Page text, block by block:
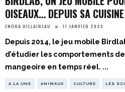
OISEAUX… DEPUIS SA CUISINE
ENORA HILLAIREAU 11 JANVIER 2023
Depuis 2014, le jeu mobile
d’étudier les comportements
mangeoire en temps réel. ...
A LA UNE ANIMAUX CULTURE LES